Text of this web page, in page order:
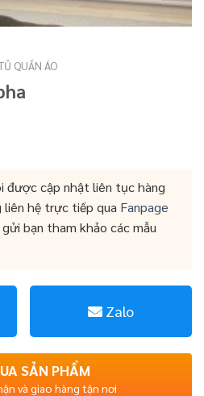
QUẦN ÁO
được cập nhật liên tục hàng
liên hệ trực tiếp qua Fanpage
bạn tham khảo các mẫu
Zalo
SẢN PHẨM
và giao hàng tận nơi